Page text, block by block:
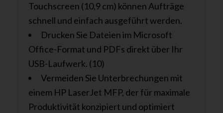
Touchscreen (10,9 cm) können Aufträge
schnell und einfach ausgeführt werden.
Drucken Sie Dateien im Microsoft
Office-Format und PDFs direkt über Ihr
USB-Laufwerk. (10)
Vermeiden Sie Unterbrechungen mit
einem HP LaserJet MFP, der für maximale
Produktivität konzipiert und optimiert